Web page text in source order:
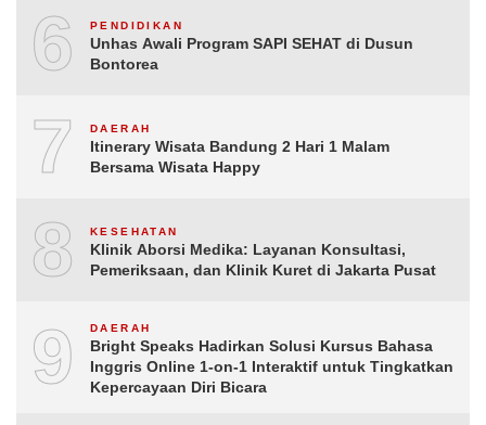
6 PENDIDIKAN
Unhas Awali Program SAPI SEHAT di Dusun
Bontorea
7 DAERAH
Itinerary Wisata Bandung 2 Hari 1 Malam
Bersama Wisata Happy
8 KESEHATAN
Klinik Aborsi Medika: Layanan Konsultasi,
Pemeriksaan, dan Klinik Kuret di Jakarta Pusat
9 DAERAH
Bright Speaks Hadirkan Solusi Kursus Bahasa
Inggris Online 1-on-1 Interaktif untuk Tingkatkan
Kepercayaan Diri Bicara